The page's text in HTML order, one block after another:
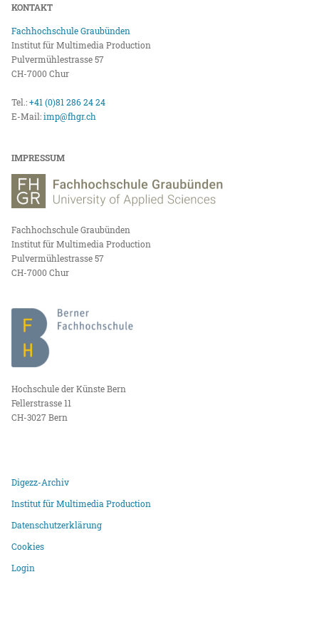
KONTAKT
Fachhochschule Graubünden
Institut für Multimedia Production
Pulvermühlestrasse 57
CH-7000 Chur
Tel.:+41 (0)81 286 24 24
E-Mail:imp@fhgr.ch
IMPRESSUM
Fachhochschule Graubünden
Institut für Multimedia Production
Pulvermühlestrasse 57
CH-7000 Chur
Hochschule der Künste Bern
Fellerstrasse 11
CH-3027 Bern
Digezz-Archiv
Institut für Multimedia Production
Datenschutzerklärung
Cookies
Login